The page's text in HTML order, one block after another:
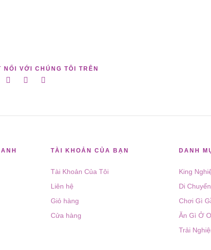
NỐI VỚI CHÚNG TÔI TRÊN
TÀI KHOẢN CỦA BẠN
Tài Khoản Của Tôi
Liên hệ
Giỏ hàng
Cửa hàng
DANH
King
Di
Chơi Gì
Ăn Gì Ở
Trải